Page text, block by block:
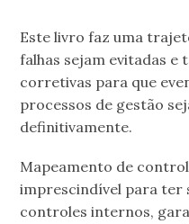
Este livro faz uma
falhas sejam evitadas e
corretivas para que
processos de gestão
definitivamente.
Mapeamento de
imprescindível para ter
controles internos,